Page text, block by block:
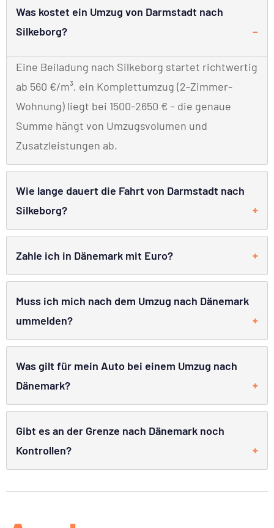
Was kostet ein Umzug von Darmstadt nach
Silkeborg?
Eine Beiladung nach Silkeborg startet richtwertig
ab 560 €/m³, ein Komplettumzug (2-Zimmer-
Wohnung) liegt bei 1500-2650 € – die genaue
Summe hängt von Umzugsvolumen und
Zusatzleistungen ab.
Wie lange dauert die Fahrt von Darmstadt nach
Silkeborg?
Zahle ich in Dänemark mit Euro?
Muss ich mich nach dem Umzug nach Dänemark
ummelden?
Was gilt für mein Auto bei einem Umzug nach
Dänemark?
Gibt es an der Grenze nach Dänemark noch
Kontrollen?